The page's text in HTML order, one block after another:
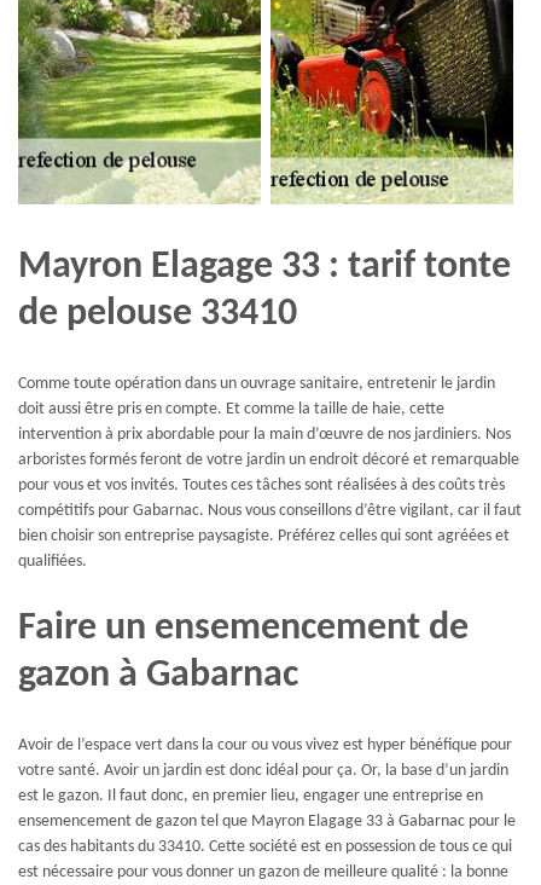
Mayron Elagage 33 : tarif tonte
de pelouse 33410
Comme toute opération dans un ouvrage sanitaire, entretenir le jardin
doit aussi être pris en compte. Et comme la taille de haie, cette
intervention à prix abordable pour la main d’œuvre de nos jardiniers. Nos
arboristes formés feront de votre jardin un endroit décoré et remarquable
pour vous et vos invités. Toutes ces tâches sont réalisées à des coûts très
compétitifs pour Gabarnac. Nous vous conseillons d’être vigilant, car il faut
bien choisir son entreprise paysagiste. Préférez celles qui sont agréées et
qualifiées.
Faire un ensemencement de
gazon à Gabarnac
Avoir de l’espace vert dans la cour ou vous vivez est hyper bénéfique pour
votre santé. Avoir un jardin est donc idéal pour ça. Or, la base d’un jardin
est le gazon. Il faut donc, en premier lieu, engager une entreprise en
ensemencement de gazon tel que Mayron Elagage 33 à Gabarnac pour le
cas des habitants du 33410. Cette société est en possession de tous ce qui
est nécessaire pour vous donner un gazon de meilleure qualité : la bonne